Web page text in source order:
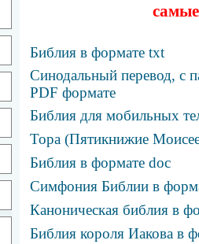
Библия в формате txt
Синодальный перевод, с
PDF формате
Библия для мобильных
Тора (Пятикнижие
Библия в формате doc
Симфония Библии в
Каноническая библия в
Библия короля Иакова в